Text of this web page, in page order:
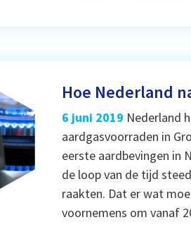
Hoe Nederland
6 juni 2019 Nederland
aardgasvoorraden in
eerste aardbevingen in
de loop van de tijd
raakten. Dat er wat
voornemens om vanaf